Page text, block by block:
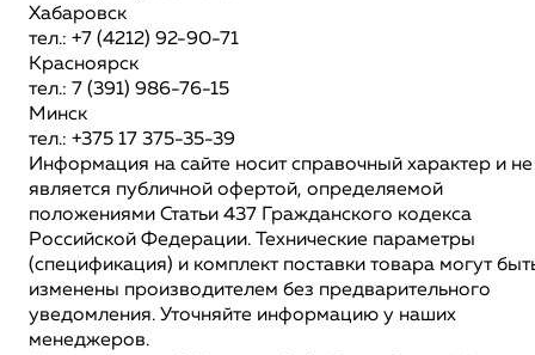
Хабаровск
тел.: +7 (4212) 92-90-71
Красноярск
тел.: 7 (391) 986-76-15
Минск
тел.: +375 17 375-35-39
Информация на сайте носит справочный характер и не
является публичной офертой, определяемой
положениями Статьи 437 Гражданского кодекса
Российской Федерации. Технические параметры
(спецификация) и комплект поставки товара могут
изменены производителем без предварительного
уведомления. Уточняйте информацию у наших
менеджеров.